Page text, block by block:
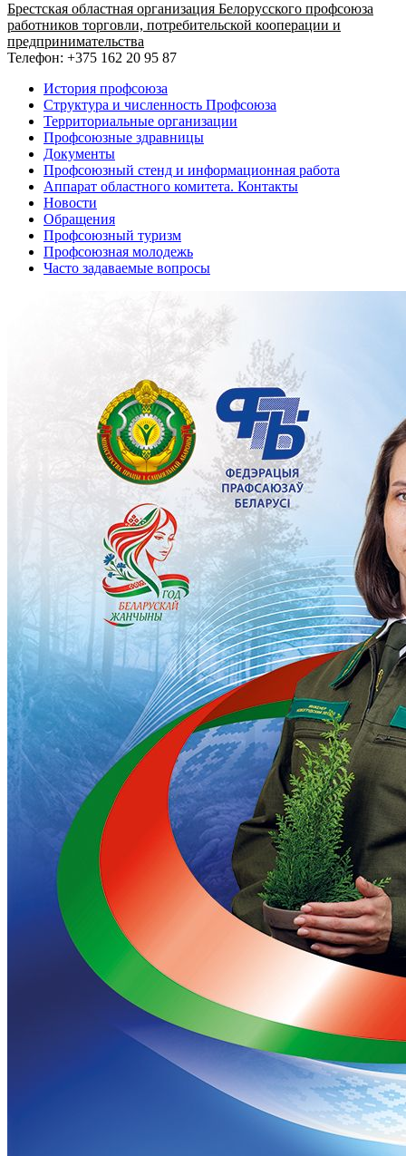
Брестская областная организация Белорусского профсоюза
работников торговли, потребительской кооперации и
предпринимательства
Телефон: +375 162 20 95 87
История профсоюза
Структура и численность Профсоюза
Территориальные организации
Профсоюзные здравницы
Документы
Профсоюзный стенд и информационная работа
Аппарат областного комитета. Контакты
Новости
Обращения
Профсоюзный туризм
Профсоюзная молодежь
Часто задаваемые вопросы